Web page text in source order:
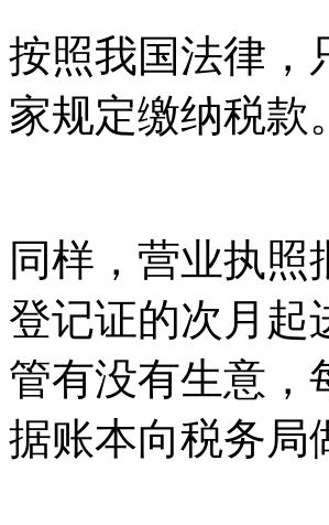
按照我国法律，
家规定缴纳税款。
同样，营业执
登记证的次月起
管有没有生意，
据账本向税务局